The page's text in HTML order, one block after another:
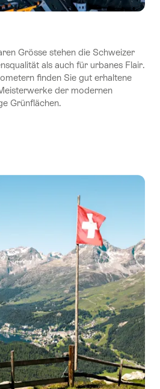
Grösse stehen die Schweizer
als auch für urbanes Flair.
finden Sie gut erhaltene
der modernen
Grünflächen.